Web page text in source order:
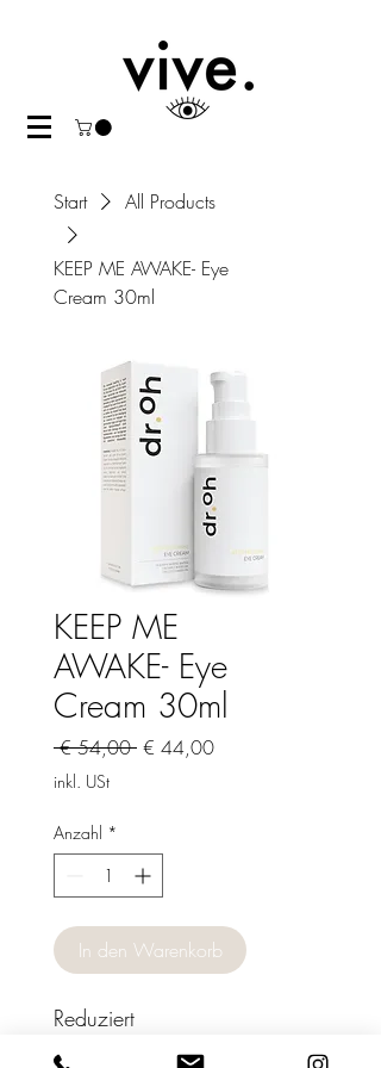
Start All Products
KEEP ME AWAKE- Eye
Cream 30ml
KEEP ME
AWAKE- Eye
Cream 30ml
€ 54,00 Standardpreis
€ 44,00Sale-
inkl. USt
Anzahl *
In den Warenkorb
Reduziert
Schwellungen,